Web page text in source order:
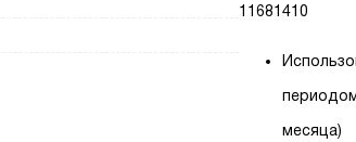
11681410
месяца)